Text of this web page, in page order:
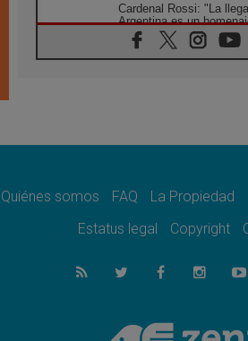
Cardenal Rossi: "La
Argentina es un
06.08.2026
En Asís, León XIV
05.08.2026
05.08.2026
sabiduría para afrontar
05.08.2026
En marcha hacia Asís
Venezuela, Padre
Quiénes somos FAQ La Propiedad
Estatus legal
Copyright